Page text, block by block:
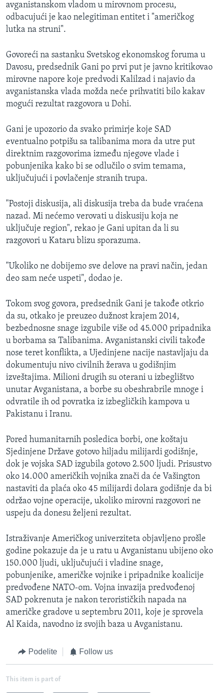
avganistanskom vladom u mirovnom procesu,
odbacujući je kao nelegitiman entitet i "američkog
lutka na struni".
Govoreći na sastanku Svetskog ekonomskog foruma u
Davosu, predsednik Gani po prvi put je javno kritikovao
mirovne napore koje predvodi Kalilzad i najavio da
avganistanska vlada možda neće prihvatiti bilo kakav
mogući rezultat razgovora u Dohi.
Gani je upozorio da svako primirje koje SAD
eventualno potpišu sa talibanima mora da utre put
direktnim razgovorima između njegove vlade i
pobunjenika kako bi se odlučilo o svim temama,
uključujući i povlačenje stranih trupa.
"Postoji diskusija, ali diskusija treba da bude vraćena
nazad. Mi nećemo verovati u diskusiju koja ne
uključuje region", rekao je Gani upitan da li su
razgovori u Kataru blizu sporazuma.
"Ukoliko ne dobijemo sve delove na pravi način, jedan
deo sam neće uspeti", dodao je.
Tokom svog govora, predsednik Gani je takođe otkrio
da su, otkako je preuzeo dužnost krajem 2014,
bezbednosne snage izgubile više od 45.000 pripadnika
u borbama sa Talibanima. Avganistanski civili takođe
nose teret konflikta, a Ujedinjene nacije nastavljaju da
dokumentuju nivo civilnih žerava u godišnjim
izveštajima. Milioni drugih su oterani u izbeglištvo
unutar Avganistana, a borbe su obeshrabrile mnoge i
odvratile ih od povratka iz izbegličkih kampova u
Pakistanu i Iranu.
Pored humanitarnih posledica borbi, one koštaju
Sjedinjene Države gotovo hiljadu milijardi godišnje,
dok je vojska SAD izgubila gotovo 2.500 ljudi. Prisustvo
oko 14.000 američkih vojnika znači da će Vašington
nastaviti da plaća oko 45 milijardi dolara godišnje da bi
održao vojne operacije, ukoliko mirovni razgovori ne
uspeju da donesu željeni rezultat.
Istraživanje Američkog univerziteta objavljeno prošle
godine pokazuje da je u ratu u Avganistanu ubijeno oko
150.000 ljudi, uključujući i vladine snage,
pobunjenike, američke vojnike i pripadnike koalicije
predvođene NATO-om. Vojna invazija predvođenoj
SAD pokrenuta je nakon terorističkih napada na
američke gradove u septembru 2011, koje je sprovela
Al Kaida, navodno iz svojih baza u Avganistanu.
Podelite Follow us
This item is part of